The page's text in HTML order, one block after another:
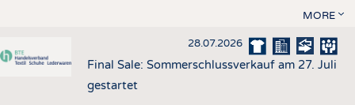
MORE
28.07.2026
Final Sale: Sommerschlussverkauf am 27. Juli
gestartet